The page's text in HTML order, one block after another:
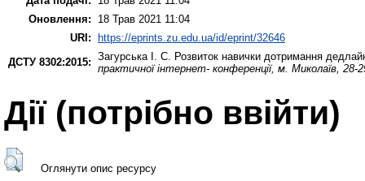
Оновлення:
18 Трав 2021 11:04
URI: https://eprints.zu.edu.ua/id/eprint/32646
ДСТУ 8302:2015: Загурська І. С. Розвиток навички дотримання
практичної інтернет- конференції, м. Миколаїв, 28-
Дії ​​(потрібно ввійти)
Оглянути опис ресурсу